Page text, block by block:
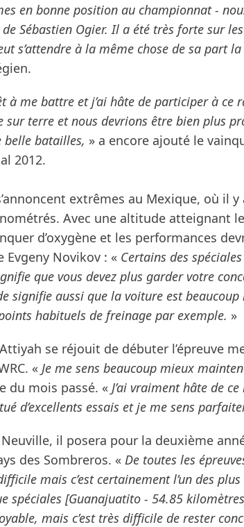
en bonne position au championnat -
Sébastien Ogier. Il a été très forte sur
s’attendre à la même chose de sa part
à me battre et j’ai hâte de participer à ce
sur terre et nous devrions être bien plus
belle batailles, » a encore ajouté le
2012.
extrêmes au Mexique, où il y
Avec une altitude atteignant
d’oxygène et les performances
Evgeny Novikov : « Certains des
que vous devez plus garder votre
signifie aussi que la voiture est
habituels de freinage par exemple. »
se réjouit de débuter l’épreuve
« Je me sens beaucoup mieux
du mois passé. « J’ai vraiment hâte de
d’excellents essais et je me sens
il posera pour la deuxième
des Sombreros. « De toutes les
mais c’est certainement l’un des
spéciales [Guanajuatito - 54.85
mais c’est très difficile de rester